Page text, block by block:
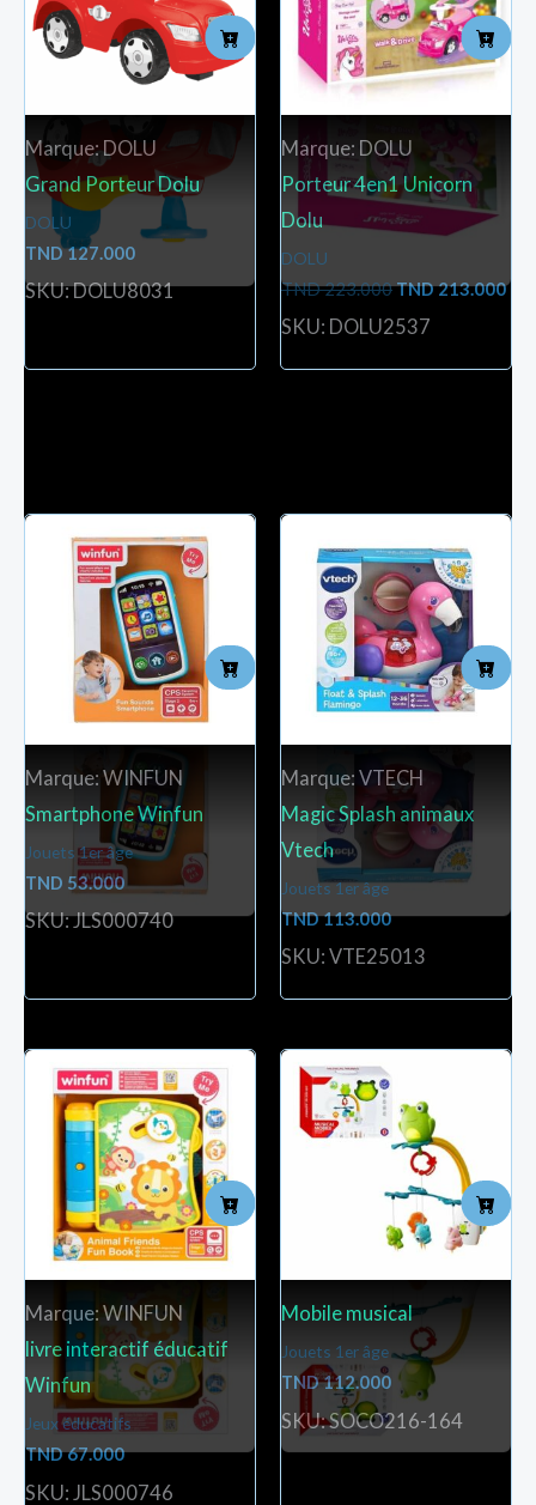
Marque: DOLU
Grand Porteur Dolu
DOLU
TND127.000
SKU: DOLU8031
Marque: DOLU
Porteur 4en1 Unicorn
Dolu
DOLU
TND223.000
223.000.
TND213.000
SKU: DOLU2537
Marque: WINFUN
Smartphone Winfun
Jouets 1er âge
TND 53.000
SKU: JLS000740
Marque: VTECH
Magic Splash animaux
Vtech
Jouets 1er âge
TND113.000
SKU: VTE25013
Marque: WINFUN
livre interactif éducatif
Winfun
Jeux éducatifs
TND67.000
SKU: JLS000746
Mobile musical
Jouets 1er âge
TND112.000
SKU: SOCO216-164